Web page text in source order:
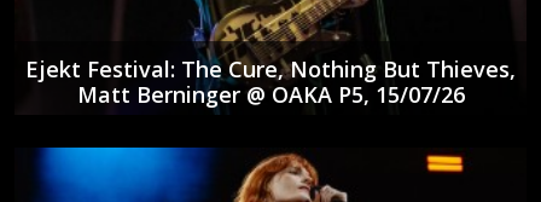
Ejekt Festival: The Cure, Nothing But Thieves,
Matt Berninger @ ΟΑΚΑ P5, 15/07/26